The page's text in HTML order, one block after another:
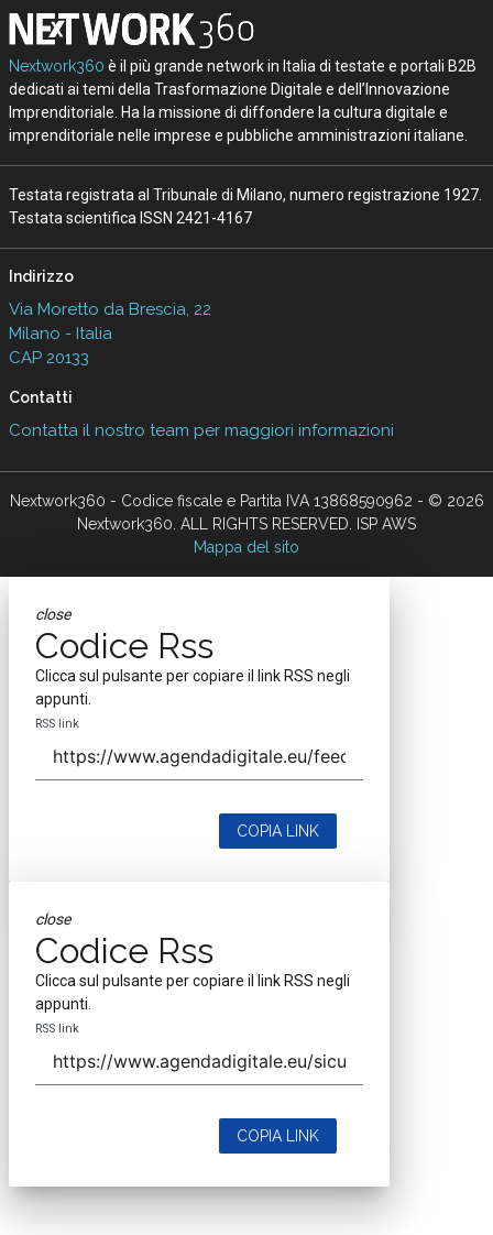
Nextwork360 è il più grande network in Italia di testate e portali B2B
dedicati ai temi della Trasformazione Digitale e dell’Innovazione
Imprenditoriale. Ha la missione di diffondere la cultura digitale e
imprenditoriale nelle imprese e pubbliche amministrazioni italiane.
Testata registrata al Tribunale di Milano, numero registrazione 1927.
Testata scientifica ISSN 2421-4167
Indirizzo
Via Moretto da Brescia, 22
Milano - Italia
CAP 20133
Contatti
Contatta il nostro team per maggiori informazioni
Nextwork360 - Codice fiscale e Partita IVA 13868590962 - © 2026
Nextwork360. ALL RIGHTS RESERVED. ISP AWS
Mappa del sito
close
Codice Rss
Clicca sul pulsante per copiare il link RSS negli
appunti.
RSS link
COPIA LINK
close
Codice Rss
Clicca sul pulsante per copiare il link RSS negli
appunti.
RSS link
COPIA LINK